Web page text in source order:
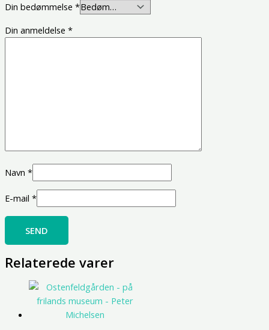
Din bedømmelse *
Din anmeldelse *
Navn *
E-mail *
Relaterede varer